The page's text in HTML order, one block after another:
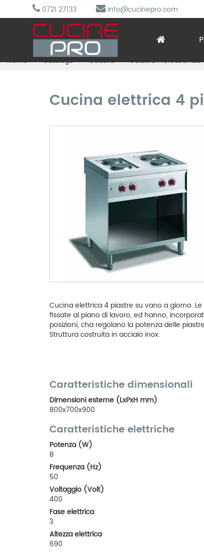
0721 27133 info@cucinepro.com
Home Catalogo Cottura Cottura Professionale
Cucina elettrica 4
Cucina elettrica 4 piastre su vano a giorno.
fissate al piano di lavoro, ed hanno,
posizioni, cha regolano la potenza delle
Struttura costruita in acciaio inox.
Caratteristiche dimensionali
Dimensioni esterne (LxPxH mm)
800x700x900
Caratteristiche elettriche
Potenza (W)
8
Frequenza (Hz)
50
Voltaggio (Volt)
400
Fase elettrica
3
Altezza elettrica
690